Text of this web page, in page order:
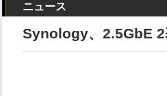
ニュース
Synology、2.5GbE